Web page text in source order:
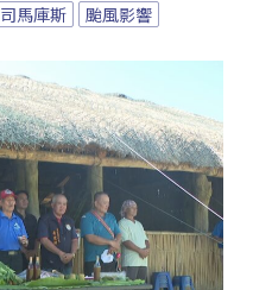
司馬庫斯 颱風影響